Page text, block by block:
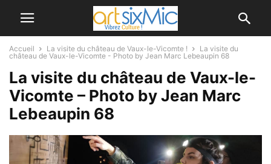
Accueil La visite du château de Vaux-le-Vicomte !
La visite du
château de Vaux-le-Vicomte - Photo by Jean Marc Lebeaupin 68
La visite du château de Vaux-le-
Vicomte – Photo by Jean Marc
Lebeaupin 68